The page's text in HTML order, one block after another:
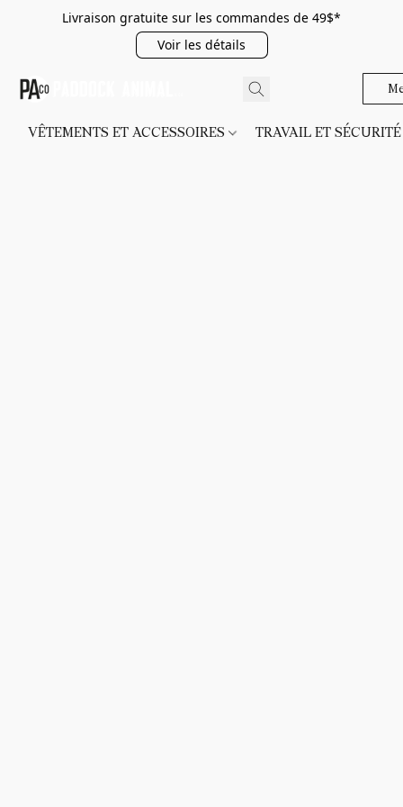
Livraison gratuite sur les commandes de 49$*
Voir les détails
VÊTEMENTS ET ACCESSOIRES TRAVAIL ET